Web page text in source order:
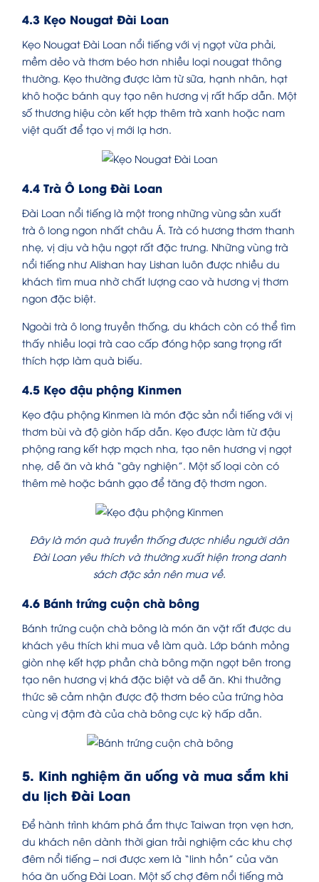
4.3 Kẹo Nougat Đài Loan
Kẹo Nougat Đài Loan nổi tiếng với vị ngọt vừa phải,
mềm dẻo và thơm béo hơn nhiều loại nougat thông
thường. Kẹo thường được làm từ sữa, hạnh nhân, hạt
khô hoặc bánh quy tạo nên hương vị rất hấp dẫn. Một
số thương hiệu còn kết hợp thêm trà xanh hoặc nam
việt quất để tạo vị mới lạ hơn.
4.4 Trà Ô Long Đài Loan
Đài Loan nổi tiếng là một trong những vùng sản xuất
trà ô long ngon nhất châu Á. Trà có hương thơm thanh
nhẹ, vị dịu và hậu ngọt rất đặc trưng. Những vùng trà
nổi tiếng như Alishan hay Lishan luôn được nhiều du
khách tìm mua nhờ chất lượng cao và hương vị thơm
ngon đặc biệt.
Ngoài trà ô long truyền thống, du khách còn có thể tìm
thấy nhiều loại trà cao cấp đóng hộp sang trọng rất
thích hợp làm quà biếu.
4.5 Kẹo đậu phộng Kinmen
Kẹo đậu phộng Kinmen là món đặc sản nổi tiếng với vị
thơm bùi và độ giòn hấp dẫn. Kẹo được làm từ đậu
phộng rang kết hợp mạch nha, tạo nên hương vị ngọt
nhẹ, dễ ăn và khá “gây nghiện”. Một số loại còn có
thêm mè hoặc bánh gạo để tăng độ thơm ngon.
Đây là món quà truyền thống được nhiều người dân
Đài Loan yêu thích và thường xuất hiện trong danh
sách đặc sản nên mua về.
4.6 Bánh trứng cuộn chà bông
Bánh trứng cuộn chà bông là món ăn vặt rất được du
khách yêu thích khi mua về làm quà. Lớp bánh mỏng
giòn nhẹ kết hợp phần chà bông mặn ngọt bên trong
tạo nên hương vị khá đặc biệt và dễ ăn. Khi thưởng
thức sẽ cảm nhận được độ thơm béo của trứng hòa
cùng vị đậm đà của chà bông cực kỳ hấp dẫn.
5. Kinh nghiệm ăn uống và mua sắm khi
du lịch Đài Loan
Để hành trình khám phá ẩm thực Taiwan trọn vẹn hơn,
du khách nên dành thời gian trải nghiệm các khu chợ
đêm nổi tiếng – nơi được xem là “linh hồn” của văn
hóa ăn uống Đài Loan. Một số chợ đêm nổi tiếng mà